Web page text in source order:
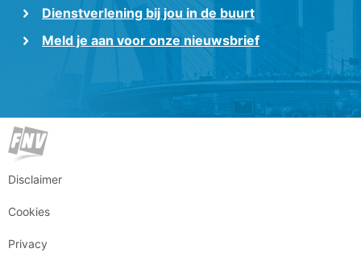
Dienstverlening bij jou in de buurt
Meld je aan voor onze nieuwsbrief
Disclaimer
Cookies
Privacy